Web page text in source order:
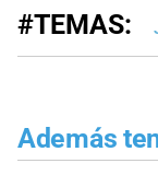
#TEMAS:
Además